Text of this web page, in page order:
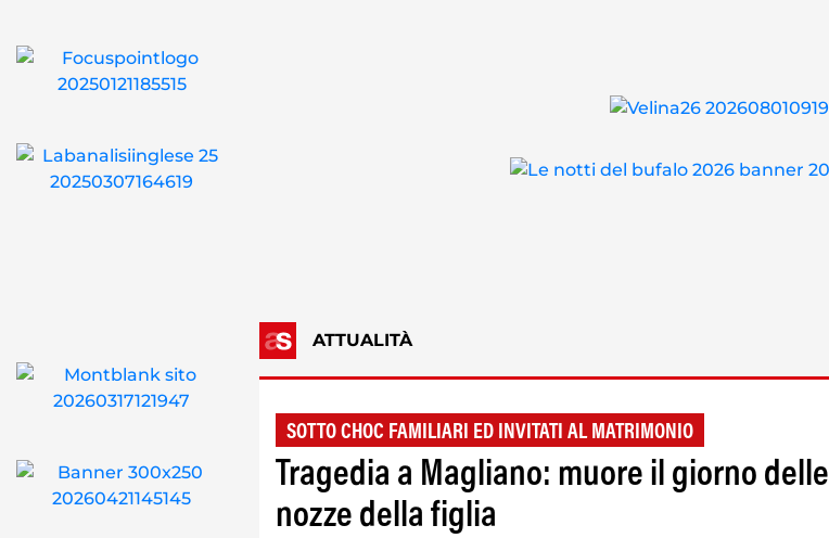
ATTUALITÀ
SOTTO CHOC FAMILIARI ED INVITATI AL MATRIMONIO
Tragedia a Magliano: muore il giorno delle
nozze della figlia